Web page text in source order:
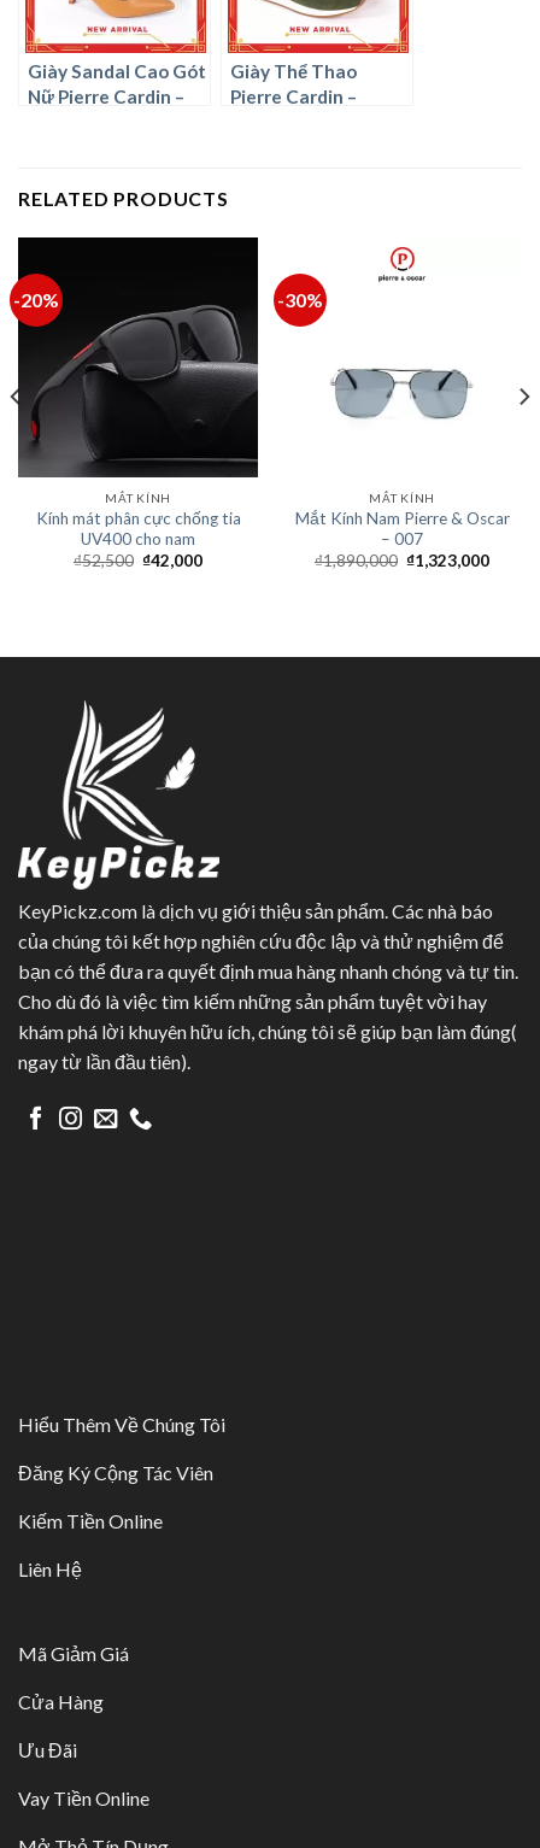
Giày Sandal Cao Gót
Nữ Pierre Cardin –
Giày Thể Thao
Pierre Cardin –
RELATED PRODUCTS
-20%
MẮT KÍNH
Kính mát phân cực chống tia
UV400 cho nam
₫52,500 ₫42,000
-30%
MẮT KÍNH
Mắt Kính Nam Pierre & Oscar
– 007
₫1,890,000 ₫1,323,000
KeyPickz.com là dịch vụ giới thiệu sản phẩm. Các nhà báo
của chúng tôi kết hợp nghiên cứu độc lập và thử nghiệm để
bạn có thể đưa ra quyết định mua hàng nhanh chóng và tự tin.
Cho dù đó là việc tìm kiếm những sản phẩm tuyệt vời hay
khám phá lời khuyên hữu ích, chúng tôi sẽ giúp bạn làm đúng(
ngay từ lần đầu tiên).
Hiểu Thêm Về Chúng Tôi
Đăng Ký Cộng Tác Viên
Kiếm Tiền Online
Liên Hệ
Mã Giảm Giá
Cửa Hàng
Ưu Đãi
Vay Tiền Online